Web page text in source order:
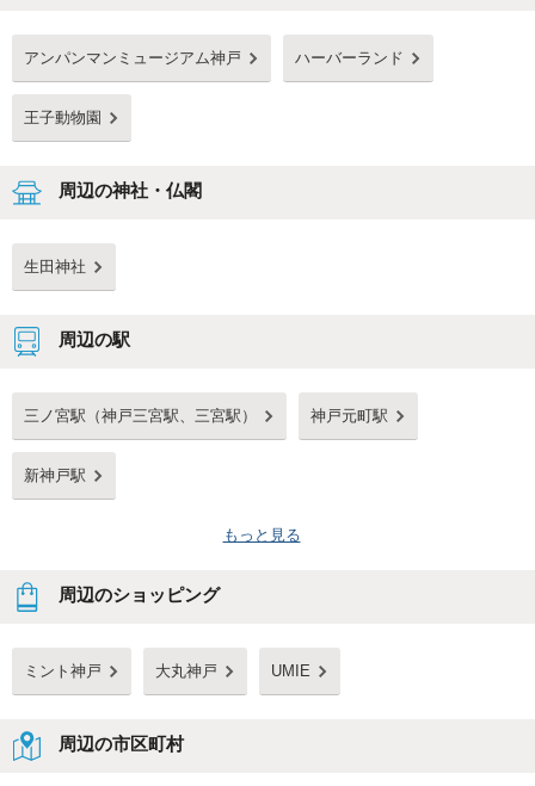
アンパンマンミュージアム神戸 ハーバーランド
王子動物園
周辺の神社・仏閣
生田神社
周辺の駅
三ノ宮駅（神戸三宮駅、三宮駅） 神戸元町駅
新神戸駅
もっと見る
周辺のショッピング
ミント神戸 大丸神戸 UMIE
周辺の市区町村